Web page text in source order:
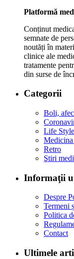
Platformă
Conținut
semnate de
noutăți în
clinice ale
tratamente
din surse de
Categorii
Boli,
Life Style
Retro
Ştiri
Informaţii
Despre
Termeni
Politica
Contact
Ultimele